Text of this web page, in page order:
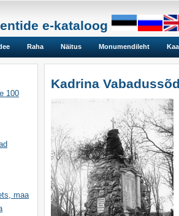
e-kataloog
Raha Näitus Monumendileht
100
maa
Kadrina